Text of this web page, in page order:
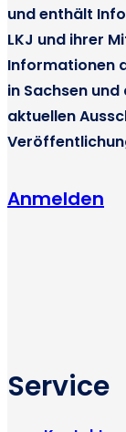
und enthält
LKJ und ihrer
Informationen
in Sachsen
aktuellen
Anmelden
Service